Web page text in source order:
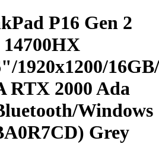
P16 Gen 2
1920x1200/
RTX 2000 Ada
Windows
Grey